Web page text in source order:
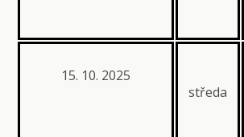
15. 10. 2025
středa